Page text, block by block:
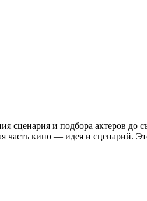
сценария и подбора актеров до
часть кино — идея и сценарий.